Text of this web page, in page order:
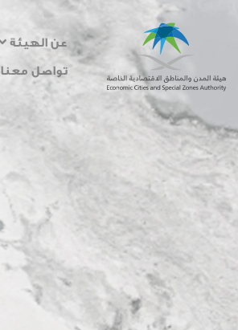
عن الهيئة
تواصل معنا